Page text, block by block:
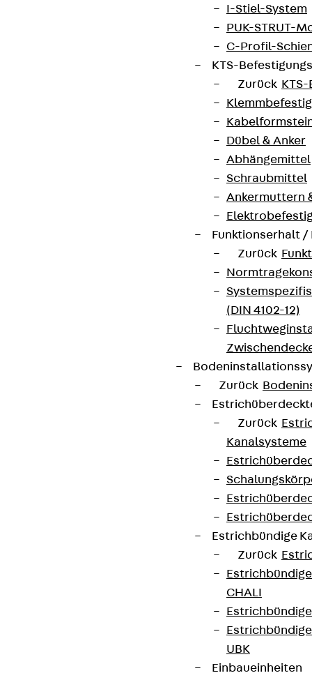
I-Stiel-System
PUK-STRUT-
C-Profil-
KTS-
Zurück
Dübel & Anker
Abhängemittel
Schraubmittel
Ankermuttern
Funktionserhalt
Zurück
(DIN 4102-12)
Zurück
Zurück
Kanalsysteme
Estrichbündige
Zurück
CHALI
UBK
Einbaueinheiten